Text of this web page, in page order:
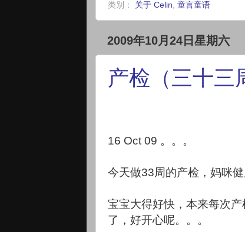
类别： 关于 Celin, 童言童语
2009年10月24日星期六
产检（三十三
16 Oct 09 。。。
今天做33周的产检，妈咪
宝宝大得好快，本来每次
了，好开心呢。。。